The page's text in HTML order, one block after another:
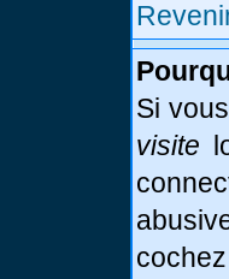
Si
visite